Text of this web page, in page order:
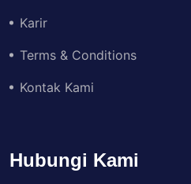
Karir
Terms & Conditions
Kontak Kami
Hubungi Kami